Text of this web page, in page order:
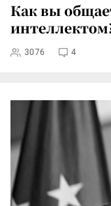
Как вы
3076 4